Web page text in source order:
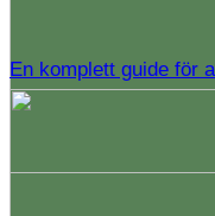
En komplett guide för